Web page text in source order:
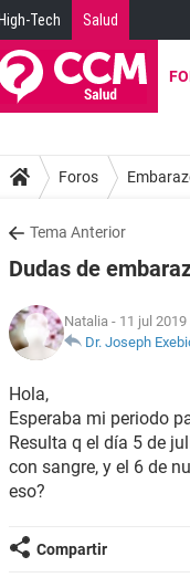
High-Tech Salud
Foros
Tema Anterior
Dudas de
Natalia - 11 jul
Dr. Joseph
Hola,
Esperaba mi periodo
Resulta q el día 5 de
con sangre, y el 6 de
eso?
Compartir